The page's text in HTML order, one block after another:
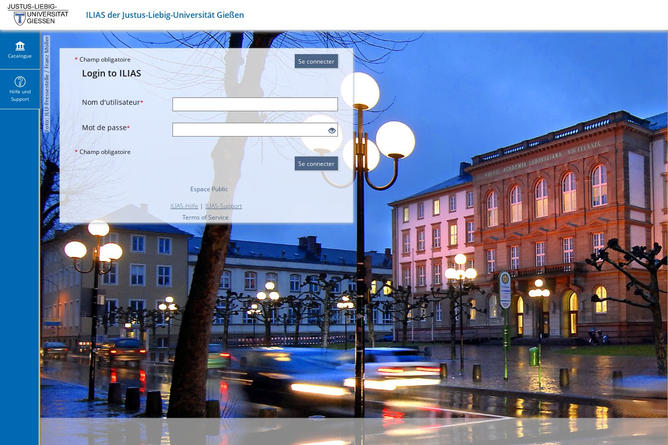
ILIAS der Justus-Liebig-Universität Gießen
Catalogue
Hilfe und
Support
Se connecter
* Champ obligatoire
Login to ILIAS
Nom d'utilisateur*
Mot de passe*
* Champ obligatoire
Se connecter
Espace Public
ILIAS-Hilfe | ILIAS-Support
Terms of Service